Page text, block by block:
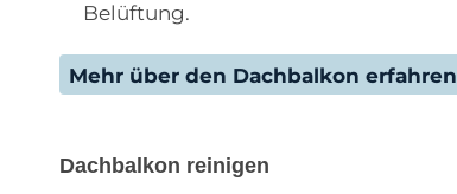
Belüftung.
Mehr über den Dachbalkon erfahren
Dachbalkon reinigen